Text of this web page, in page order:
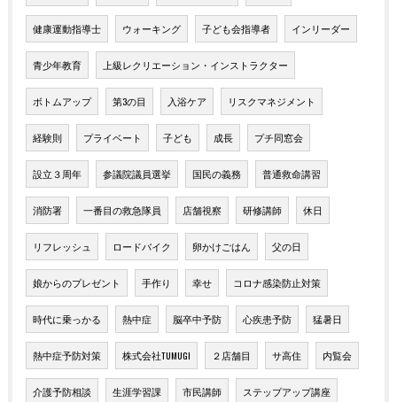
健康運動指導士 ウォーキング 子ども会指導者 インリーダー
青少年教育 上級レクリエーション・インストラクター
ボトムアップ 第3の目 入浴ケア リスクマネジメント
経験則 プライベート 子ども 成長 プチ同窓会
設立３周年 参議院議員選挙 国民の義務 普通救命講習
消防署 一番目の救急隊員 店舗視察 研修講師 休日
リフレッシュ ロードバイク 卵かけごはん 父の日
娘からのプレゼント 手作り 幸せ コロナ感染防止対策
時代に乗っかる 熱中症 脳卒中予防 心疾患予防 猛暑日
熱中症予防対策 株式会社TUMUGI ２店舗目 サ高住 内覧会
介護予防相談 生涯学習課 市民講師 ステップアップ講座